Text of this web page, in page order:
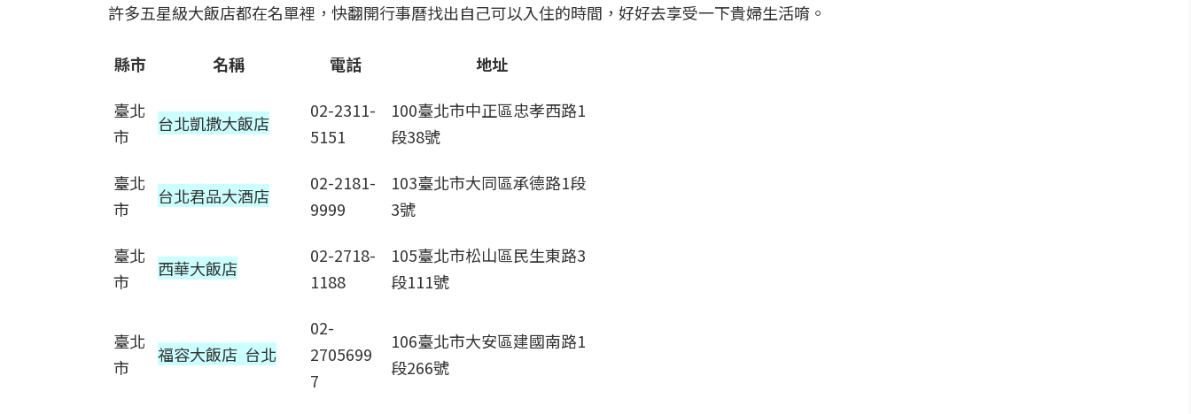
許多五星級大飯店都在名單裡，快翻開行事曆找出自己可以入住的時間，好好去享受一下貴婦生活唷。
縣市 名稱 電話
地址
臺北
市
台北凱撒大飯店
02-2311-
5151
100臺北市中正區忠孝西路1
段38號
臺北
市
台北君品大酒店
02-2181-
9999
103臺北市大同區承德路1段
3號
臺北
市
西華大飯店
02-2718-
1188
105臺北市松山區民生東路3
段111號
臺北
市
福容大飯店 台北
02-
2705699
7
106臺北市大安區建國南路1
段266號